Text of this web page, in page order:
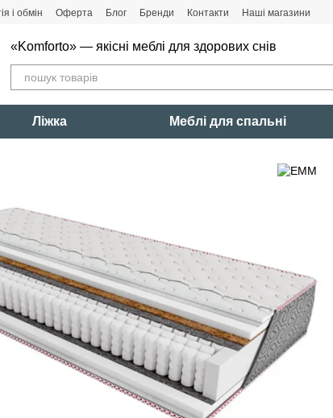
і обмін Оферта Блог Бренди Контакти Наші магазини
«Komforto» — якісні меблі для здорових снів
Ліжка Меблі для спальні